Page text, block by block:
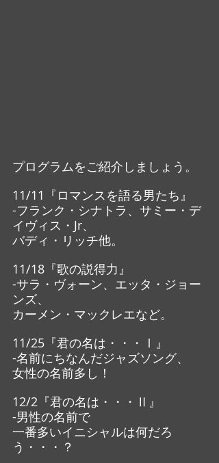
プログラムをご紹介しましょう。
11/11『ロマンスを語る男たち』
-フランク・シナトラ、サミー・デ
イヴィス・Jr、
バディ・リッチ他。
11/18『歌の説得力』
-サラ・ヴォーン、エッタ・ジョー
ンズ、
カーメン・マックレエなど。
11/25『君の名は・・・Ⅰ』
-名前にちなんだジャズソング、
女性の名前多し！
12/2『君の名は・・・Ⅱ』
-男性の名前で
一番多いイニシャルは何だろ
う・・・？